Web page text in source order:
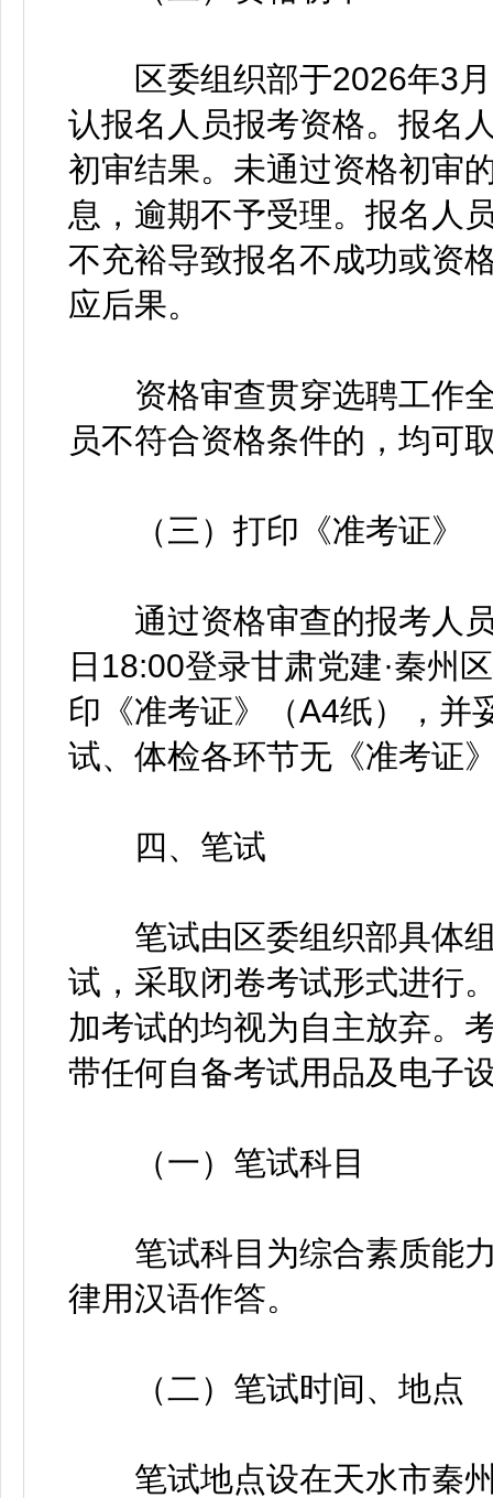
区委组织部于2026年3月
认报名人员报考资格。报名
初审结果。未通过资格初审
息，逾期不予受理。报名人
不充裕导致报名不成功或资
应后果。
资格审查贯穿选聘工作全
员不符合资格条件的，均可
（三）打印《准考证》
通过资格审查的报考人员
日18:00登录甘肃党建·秦州
印《准考证》（A4纸），并
试、体检各环节无《准考证
四、笔试
笔试由区委组织部具体组
试，采取闭卷考试形式进行
加考试的均视为自主放弃。
带任何自备考试用品及电子
（一）笔试科目
笔试科目为综合素质能力
律用汉语作答。
（二）笔试时间、地点
笔试地点设在天水市秦